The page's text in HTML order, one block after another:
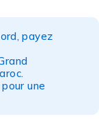
payez
une